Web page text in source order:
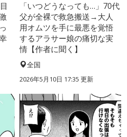
「いつどうなっても…」70代
父が全裸で救急搬送→大人
用オムツを手に最悪を覚悟
するアラサー娘の痛切な実
情【作者に聞く】
全国
2026年5月10日 17:35 更新